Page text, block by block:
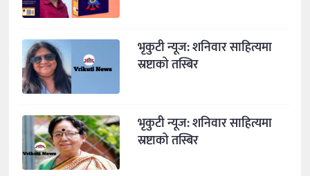
भृकुटी न्यूज: शनिवार साहित्यमा
स्रष्टाको तस्बिर
भृकुटी न्यूज: शनिवार साहित्यमा
स्रष्टाको तस्बिर